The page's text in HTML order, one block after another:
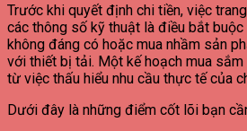
Trước khi quyết định chi tiền, việc
các thông số kỹ thuật là điều bắt
không đáng có hoặc mua nhầm sản
với thiết bị tải. Một kế hoạch mua
từ việc thấu hiểu nhu cầu thực tế của
Dưới đây là những điểm cốt lõi bạn